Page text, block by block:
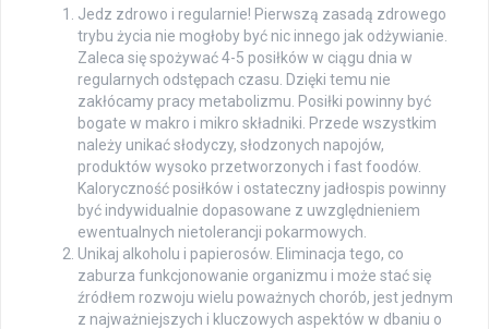
Jedz zdrowo i regularnie! Pierwszą zasadą zdrowego
trybu życia nie mogłoby być nic innego jak odżywianie.
Zaleca się spożywać 4-5 posiłków w ciągu dnia w
regularnych odstępach czasu. Dzięki temu nie
zakłócamy pracy metabolizmu. Posiłki powinny być
bogate w makro i mikro składniki. Przede wszystkim
należy unikać słodyczy, słodzonych napojów,
produktów wysoko przetworzonych i fast foodów.
Kaloryczność posiłków i ostateczny jadłospis powinny
być indywidualnie dopasowane z uwzględnieniem
ewentualnych nietolerancji pokarmowych.
Unikaj alkoholu i papierosów. Eliminacja tego, co
zaburza funkcjonowanie organizmu i może stać się
źródłem rozwoju wielu poważnych chorób, jest jednym
z najważniejszych i kluczowych aspektów w dbaniu o